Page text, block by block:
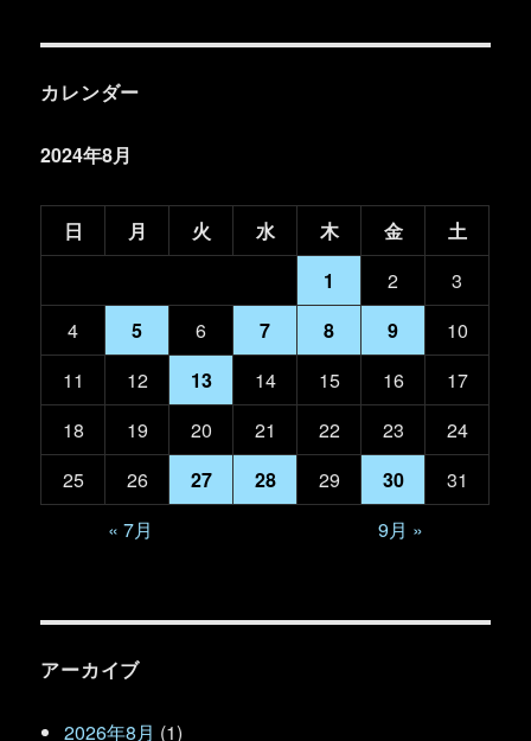
カレンダー
2024年8月
日 月 火 水 木 金
土
1
2
3
4
5 6 7 8 9
10
11
12 13 14 15 16
17
18
19 20 21 22 23
24
25
26 27 28 29 30
31
« 7月
9月 »
アーカイブ
2026年8月 (1)